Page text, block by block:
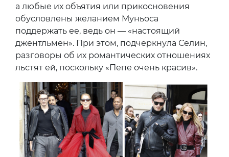
а любые их объятия или прикосновения
обусловлены желанием Муньоса
поддержать ее, ведь он — «настоящий
джентльмен». При этом, подчеркнула Селин,
разговоры об их романтических отношениях
льстят ей, поскольку «Пепе очень красив».